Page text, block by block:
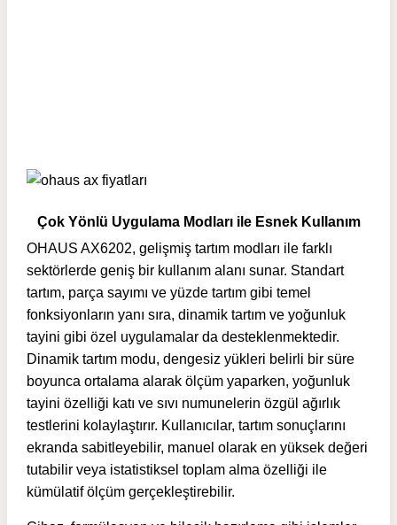
Çok Yönlü Uygulama Modları ile Esnek Kullanım
OHAUS AX6202, gelişmiş tartım modları ile farklı
sektörlerde geniş bir kullanım alanı sunar. Standart
tartım, parça sayımı ve yüzde tartım gibi temel
fonksiyonların yanı sıra, dinamik tartım ve yoğunluk
tayini gibi özel uygulamalar da desteklenmektedir.
Dinamik tartım modu, dengesiz yükleri belirli bir süre
boyunca ortalama alarak ölçüm yaparken, yoğunluk
tayini özelliği katı ve sıvı numunelerin özgül ağırlık
testlerini kolaylaştırır. Kullanıcılar, tartım sonuçlarını
ekranda sabitleyebilir, manuel olarak en yüksek değeri
tutabilir veya istatistiksel toplam alma özelliği ile
kümülatif ölçüm gerçekleştirebilir.